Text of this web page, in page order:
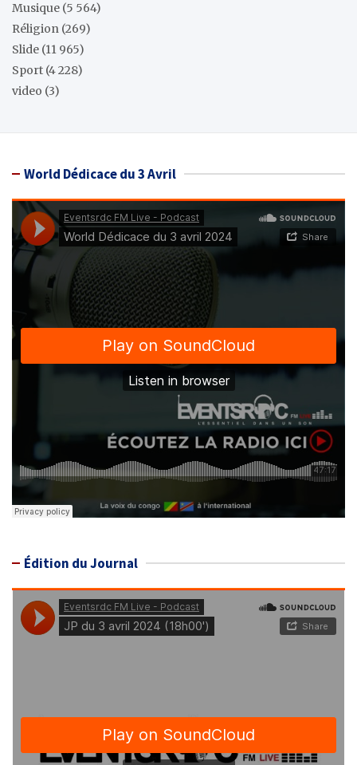
Musique (5 564)
Réligion (269)
Slide (11 965)
Sport (4 228)
video (3)
World Dédicace du 3 Avril
Édition du Journal